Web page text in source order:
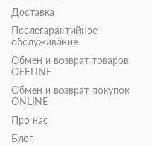
Доставка
Послегарантийное
обслуживание
Обмен и возврат товаров
OFFLINE
Обмен и возврат покупок
ONLINE
Про нас
Блог